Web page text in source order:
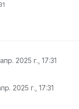
2025 г., 17:31
2025 г., 17:31